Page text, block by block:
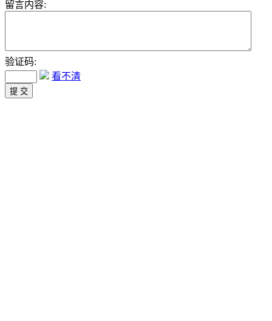
留言内容:
验证码:
看不清